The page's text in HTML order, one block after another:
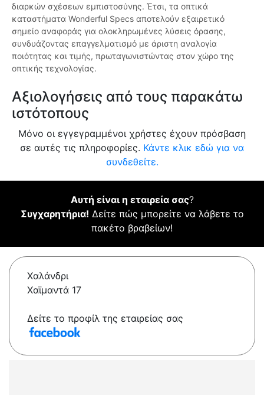
διαρκών σχέσεων εμπιστοσύνης. Έτσι, τα οπτικά
καταστήματα Wonderful Specs αποτελούν εξαιρετικό
σημείο αναφοράς για ολοκληρωμένες λύσεις όρασης,
συνδυάζοντας επαγγελματισμό με άριστη αναλογία
ποιότητας και τιμής, πρωταγωνιστώντας στον χώρο της
οπτικής τεχνολογίας.
Αξιολογήσεις από τους παρακάτω
ιστότοπους
Μόνο οι εγγεγραμμένοι χρήστες έχουν πρόσβαση
σε αυτές τις πληροφορίες. Κάντε κλικ εδώ για να
συνδεθείτε.
Αυτή είναι η εταιρεία σας?
Συγχαρητήρια! Δείτε πώς μπορείτε να λάβετε το
πακέτο βραβείων!
Χαλάνδρι
Χαϊμαντά 17
Δείτε το προφίλ της εταιρείας σας